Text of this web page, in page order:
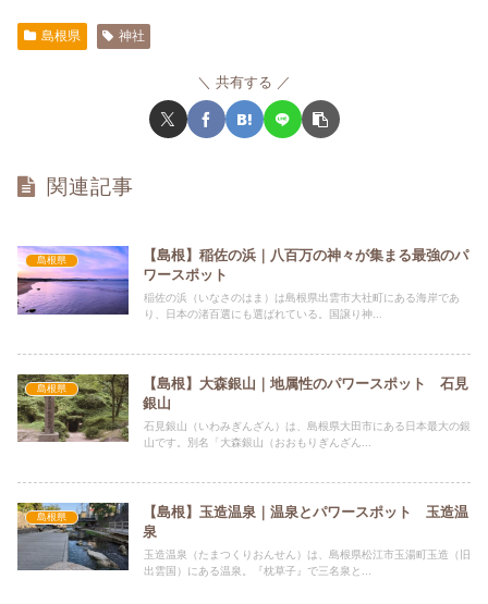
島根県 神社
共有する
関連記事
島根県
【島根】稲佐の浜｜八百万の神々が集まる最強のパ
ワースポット
稲佐の浜（いなさのはま）は島根県出雲市大社町にある海岸であ
り、日本の渚百選にも選ばれている。国譲り神...
島根県
【島根】大森銀山｜地属性のパワースポット 石見
銀山
石見銀山（いわみぎんざん）は、島根県大田市にある日本最大の銀
山です。別名「大森銀山（おおもりぎんざん...
島根県
【島根】玉造温泉｜温泉とパワースポット 玉造温
泉
玉造温泉（たまつくりおんせん）は、島根県松江市玉湯町玉造（旧
出雲国）にある温泉。『枕草子』で三名泉と...